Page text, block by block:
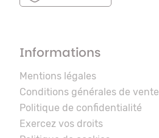
Informations
Mentions légales
Conditions générales de vente
Politique de confidentialité
Exercez vos droits